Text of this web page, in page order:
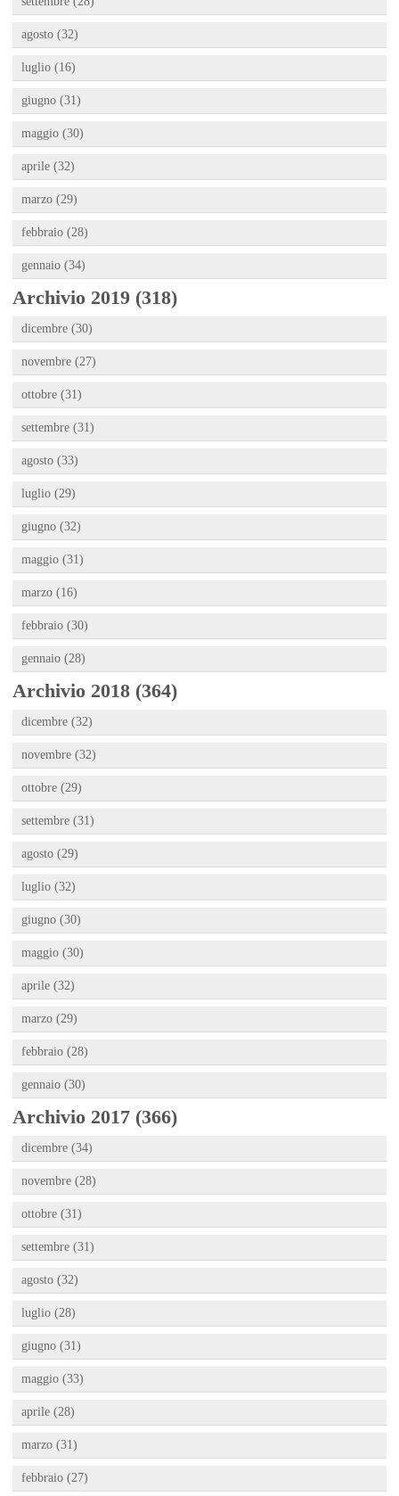
agosto (32)
luglio (16)
giugno (31)
maggio (30)
aprile (32)
marzo (29)
febbraio (28)
gennaio (34)
Archivio 2019 (318)
dicembre (30)
novembre (27)
ottobre (31)
settembre (31)
agosto (33)
luglio (29)
giugno (32)
maggio (31)
marzo (16)
febbraio (30)
gennaio (28)
Archivio 2018 (364)
dicembre (32)
novembre (32)
ottobre (29)
settembre (31)
agosto (29)
luglio (32)
giugno (30)
maggio (30)
aprile (32)
marzo (29)
febbraio (28)
gennaio (30)
Archivio 2017 (366)
dicembre (34)
novembre (28)
ottobre (31)
settembre (31)
agosto (32)
luglio (28)
giugno (31)
maggio (33)
aprile (28)
marzo (31)
febbraio (27)